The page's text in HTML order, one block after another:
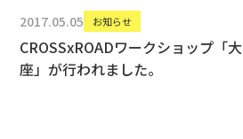
2017.05.05 お知らせ
CROSSxROADワークショップ「
座」が行われました。